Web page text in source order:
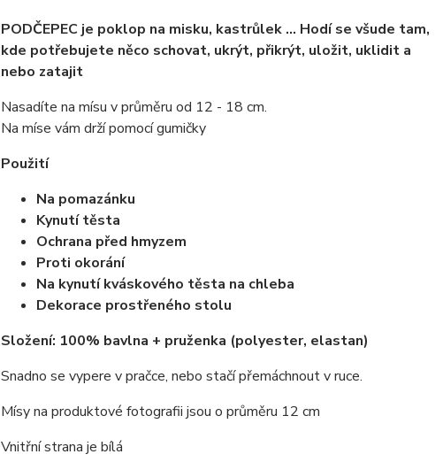
PODČEPEC je poklop na misku, kastrůlek ... Hodí se všude tam,
kde potřebujete něco schovat, ukrýt, přikrýt, uložit, uklidit a
nebo zatajit
Nasadíte na mísu v průměru od 12 - 18 cm.
Na míse vám drží pomocí gumičky
Použití
Na pomazánku
Kynutí těsta
Ochrana před hmyzem
Proti okorání
Na kynutí kváskového těsta na chleba
Dekorace prostřeného stolu
Složení: 100% bavlna + pruženka (polyester, elastan)
Snadno se vypere v pračce, nebo stačí přemáchnout v ruce.
Mísy na produktové fotografii jsou o průměru 12 cm
Vnitřní strana je bílá